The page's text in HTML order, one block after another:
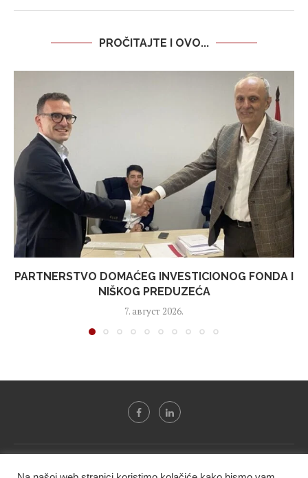
PROČITAJTE I OVO...
PARTNERSTVO DOMAĆEG INVESTICIONOG FONDA I
NIŠKOG PREDUZEĆA
7. август 2026.